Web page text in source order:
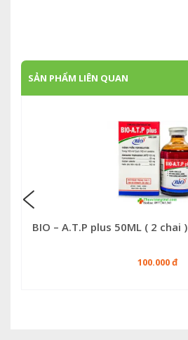
SẢN PHẨM LIÊN QUAN
BIO – A.T.P plus 50ML ( 2 chai )
100.000 đ